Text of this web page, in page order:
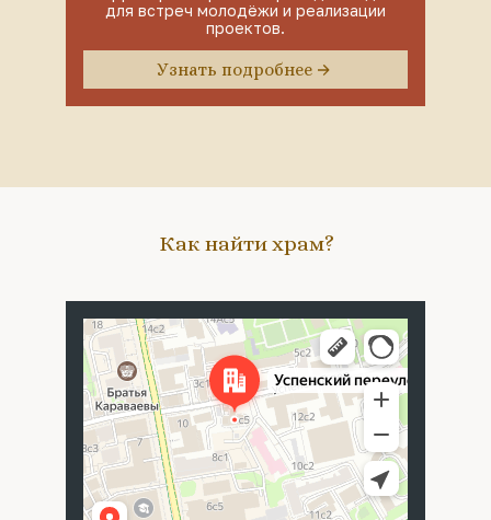
для встреч молодёжи и реализации
проектов.
Узнать подробнее
Как найти храм?
Москва
Успенский переулок, 4с5 — Яндекс Карты